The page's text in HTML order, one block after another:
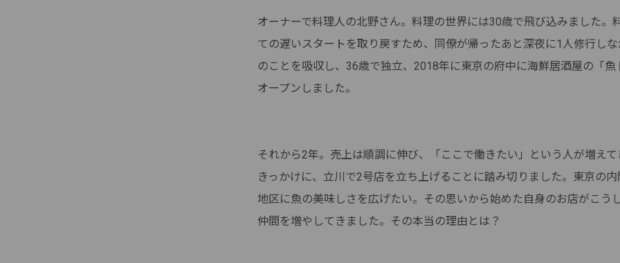
オーナーで料理人の北野さん。料理の世界には30歳で飛び込みました。
ての遅いスタートを取り戻すため、同僚が帰ったあと深夜に1人修行し
のことを吸収し、36歳で独立、2018年に東京の府中に海鮮居酒屋の「魚
オープンしました。
それから2年。売上は順調に伸び、「ここで働きたい」という人が増え
きっかけに、立川で2号店を立ち上げることに踏み切りました。東京の
地区に魚の美味しさを広げたい。その思いから始めた自身のお店がこう
仲間を増やしてきました。その本当の理由とは？